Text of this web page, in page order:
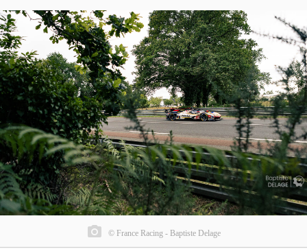
© France Racing - Baptiste Delage